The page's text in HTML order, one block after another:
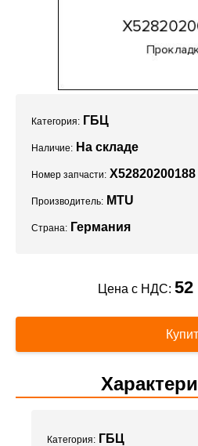
Категория: ГБЦ
Наличие: На складе
Номер запчасти: X52820200188
Производитель: MTU
Страна: Германия
Цена с НДС: 52
Категория: ГБЦ